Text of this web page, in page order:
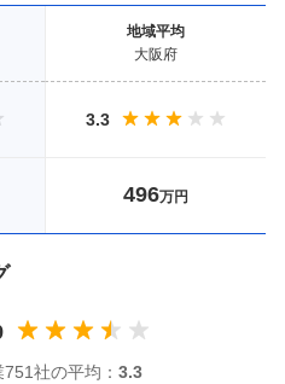
地域平均
大阪府
3.3
496万円
751社の平均： 3.3